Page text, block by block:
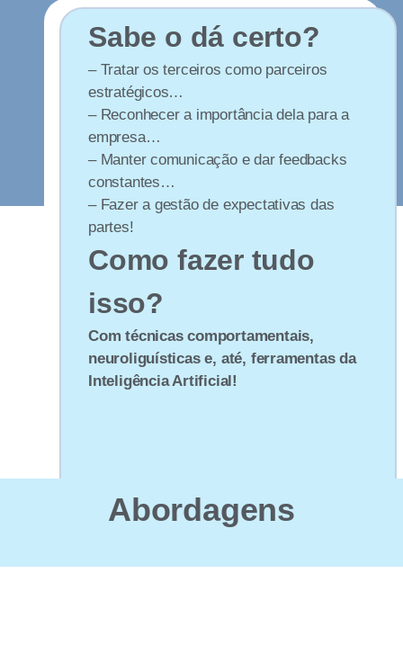
Sabe o dá certo?
– Tratar os terceiros como parceiros
estratégicos…
– Reconhecer a importância dela para a
empresa…
– Manter comunicação e dar feedbacks
constantes…
– Fazer a gestão de expectativas das
partes!
Como fazer tudo
isso?
Com técnicas comportamentais,
neuroliguísticase, até, ferramentas da
Inteligência Artificial!
Abordagens